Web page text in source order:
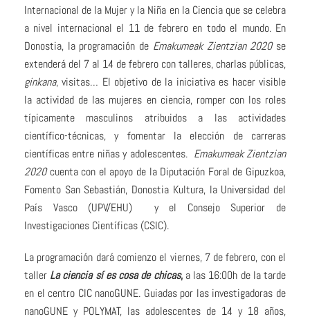
Internacional de la Mujer y la Niña en la Ciencia que se celebra
a nivel internacional el 11 de febrero en todo el mundo. En
Donostia, la programación de Emakumeak Zientzian 2020se
extenderá del 7 al 14 de febrero con talleres, charlas públicas,
ginkana, visitas… El objetivo de la iniciativa es hacer visible
la actividad de las mujeres en ciencia, romper con los roles
típicamente masculinos atribuidos a las actividades
científico-técnicas, y fomentar la elección de carreras
científicas entre niñas y adolescentes. Emakumeak Zientzian
2020cuenta con el apoyo de la Diputación Foral de Gipuzkoa,
Fomento San Sebastián, Donostia Kultura, la Universidad del
País Vasco (UPV/EHU) y el Consejo Superior de
Investigaciones Científicas (CSIC).
La programación dará comienzo el viernes, 7 de febrero, con el
taller La ciencia sí es cosa de chicas,a las 16:00h de la tarde
en el centro CIC nanoGUNE. Guiadas por las investigadoras de
nanoGUNE y POLYMAT, las adolescentes de 14 y 18 años,